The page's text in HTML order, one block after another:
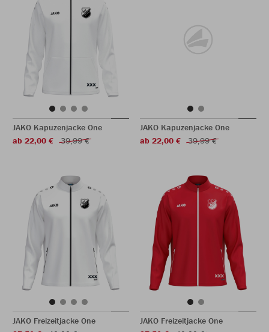
JAKO Kapuzenjacke One
ab 22,00 €
39,99 €
JAKO Kapuzenjacke One
ab 22,00 €
39,99 €
JAKO Freizeitjacke One
JAKO Freizeitjacke One